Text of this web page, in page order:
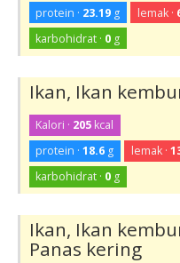
protein · 23.19 g lemak ·
karbohidrat · 0 g
Ikan, Ikan
Kalori · 205 kcal
protein ·18.6 g lemak ·
karbohidrat · 0 g
Ikan, Ikan
Panas kering